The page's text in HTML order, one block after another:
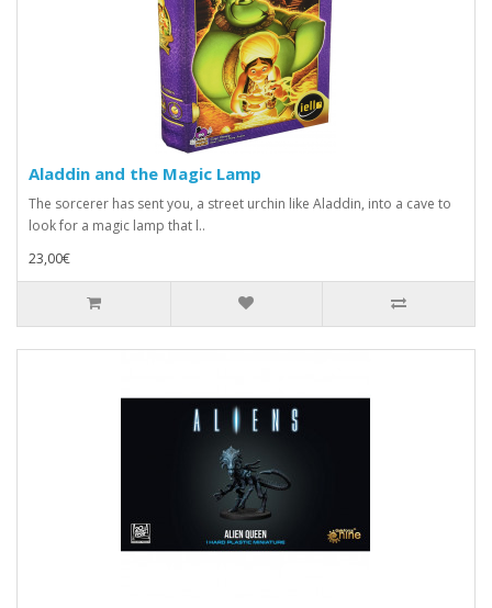
Aladdin and the Magic Lamp
The sorcerer has sent you, a street urchin like Aladdin, into a cave to
look for a magic lamp that l..
23,00€